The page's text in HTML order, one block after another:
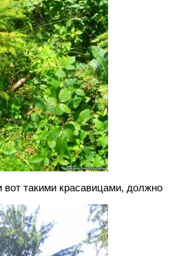
такими красавицами, должно